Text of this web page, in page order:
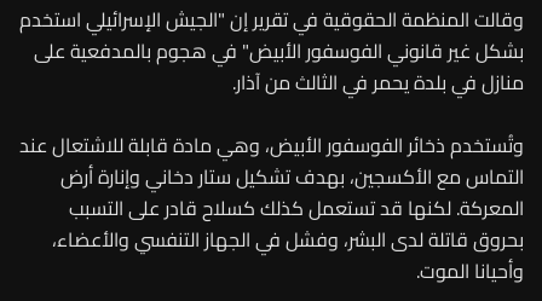
وقالت المنظمة الحقوقية في تقرير إن "الجيش الإسرائيلي استخدم
بشكل غير قانوني الفوسفور الأبيض" في هجوم بالمدفعية على
منازل في بلدة يحمر في الثالث من آذار.
وتُستخدم ذخائر الفوسفور الأبيض، وهي مادة قابلة للاشتعال عند
التماس مع الأكسجين، بهدف تشكيل ستار دخاني وإنارة أرض
المعركة. لكنها قد تستعمل كذلك كسلاح قادر على التسبب
بحروق قاتلة لدى البشر، وفشل في الجهاز التنفسي والأعضاء،
وأحيانا الموت.